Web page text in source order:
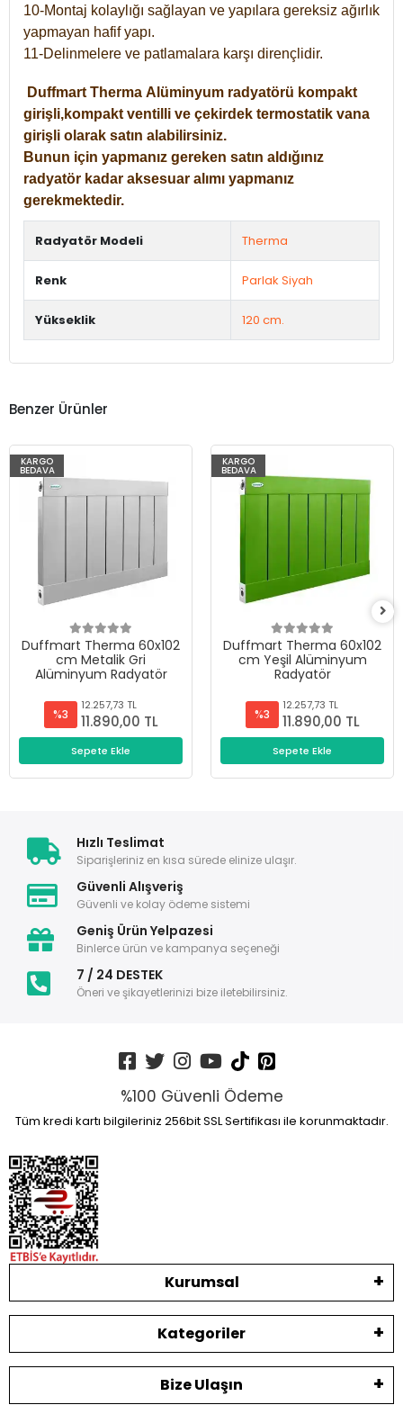
10-Montaj kolaylığı sağlayan ve yapılara gereksiz ağırlık
yapmayan hafif yapı.
11-Delinmelere ve patlamalara karşı dirençlidir.
Duffmart Therma Alüminyum radyatörü kompakt
girişli,kompakt ventilli ve çekirdek termostatik vana
girişli olarak satın alabilirsiniz.
Bunun için yapmanız gereken satın aldığınız
radyatör kadar aksesuar alımı yapmanız
gerekmektedir.
Radyatör Modeli Therma
Renk Parlak Siyah
Yükseklik 120 cm.
Benzer Ürünler
KARGO
BEDAVA
Duffmart Therma 60x102
cm Metalik Gri
Alüminyum Radyatör
%3
12.257,73 TL
11.890,00 TL
Sepete Ekle
KARGO
BEDAVA
Duffmart Therma 60x102
cm Yeşil Alüminyum
Radyatör
%3
12.257,73 TL
11.890,00 TL
Sepete Ekle
Hızlı Teslimat
Siparişleriniz en kısa sürede elinize ulaşır.
Güvenli Alışveriş
Güvenli ve kolay ödeme sistemi
Geniş Ürün Yelpazesi
Binlerce ürün ve kampanya seçeneği
7 / 24 DESTEK
Öneri ve şikayetlerinizi bize iletebilirsiniz.
%100 Güvenli Ödeme
Tüm kredi kartı bilgileriniz 256bit SSL Sertifikası ile korunmaktadır.
Kurumsal
Kategoriler
Bize Ulaşın